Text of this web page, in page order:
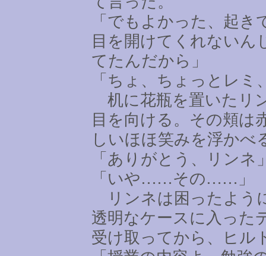
「でもよかった、起
目を開けてくれないん
てたんだから」
「ちょ、ちょっとレミ
机に花瓶を置いたリ
目を向ける。その頬は
しいほほ笑みを浮かべ
「ありがとう、リンネ
「いや……その…… 」
リンネは困ったよう
透明なケースに入った
受け取ってから、ヒル